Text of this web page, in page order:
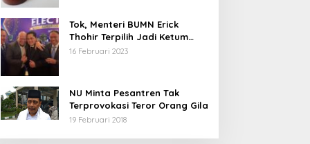
Tok, Menteri BUMN Erick
Thohir Terpilih Jadi Ketum
PSSI.
16 Februari 2023
NU Minta Pesantren Tak
Terprovokasi Teror Orang Gila
19 Februari 2018